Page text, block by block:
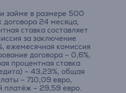
займе в размере 500
договора 24 месяца,
ставка составляет
за заключение
ежемесячная комиссия
договора – 0,6%,
процентная ставка
– 43,23%, общая
– 710,09 евро,
платёж – 29,59 евро.